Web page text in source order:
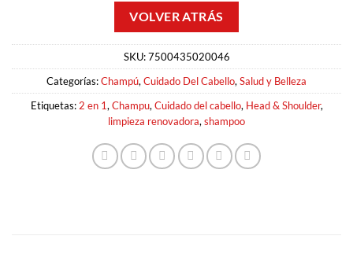
SKU:7500435020046
Categorías:Champú,Cuidado Del Cabello,Salud y Belleza
Etiquetas:2 en 1,Champu,Cuidado del cabello, Head & Shoulder,
limpieza renovadora,shampoo